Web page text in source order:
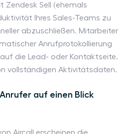
Zendesk Sell (ehemals
Ihres Sales-Teams zu
abzuschließen. Mitarbeiter
Anrufprotokollierung
die Lead- oder Kontaktseite.
vollständigen Aktivitätsdaten.
auf einen Blick